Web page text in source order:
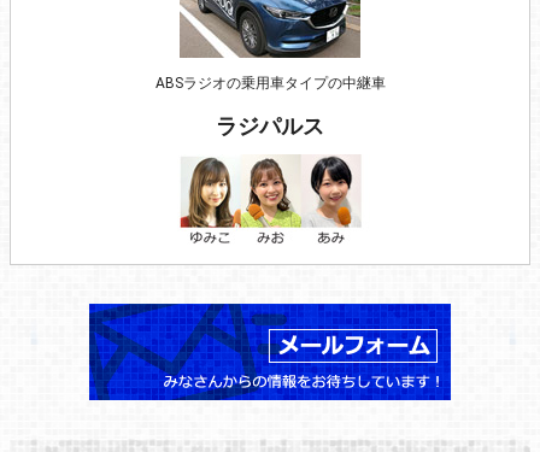
ABSラジオの乗用車タイプの中継車
ラジパルス